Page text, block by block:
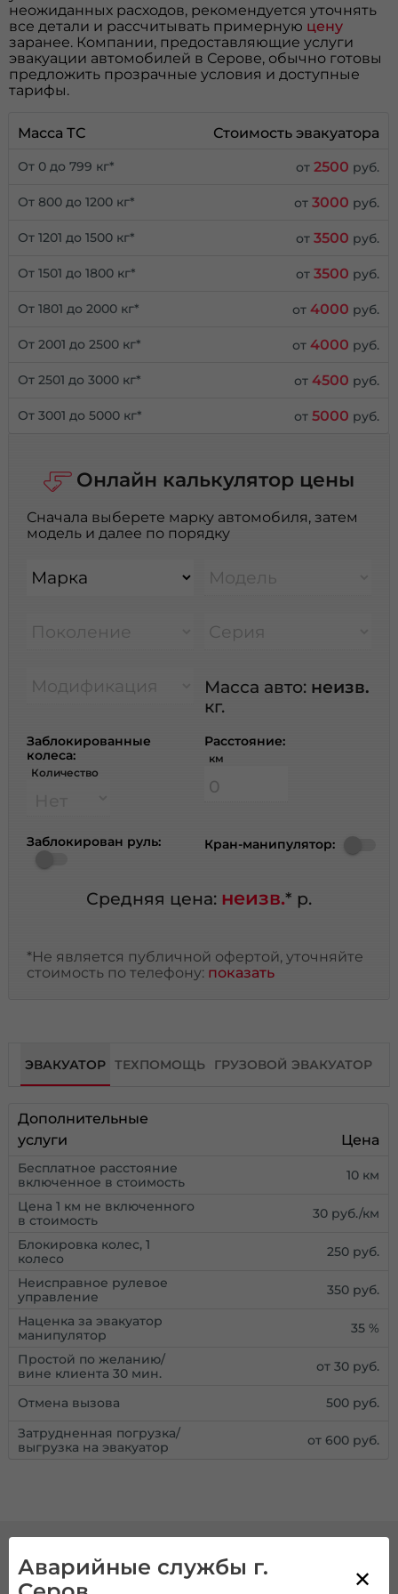
неожиданных расходов, рекомендуется уточнять
все детали и рассчитывать примерную цену
заранее. Компании, предоставляющие услуги
эвакуации автомобилей в Серове, обычно готовы
предложить прозрачные условия и доступные
тарифы.
Масса ТС Стоимость эвакуатора
От 0 до 799 кг* от2500 руб.
От 800 до 1200 кг* от3000 руб.
От 1201 до 1500 кг* от3500 руб.
От 1501 до 1800 кг* от3500 руб.
От 1801 до 2000 кг* от4000 руб.
От 2001 до 2500 кг* от4000 руб.
От 2501 до 3000 кг* от4500 руб.
От 3001 до 5000 кг* от5000 руб.
Онлайн калькулятор цены
Сначала выберете марку автомобиля, затем
модель и далее по порядку
Марка Модель
Поколение Серия
Модификация Масса авто: неизв.
кг.
Заблокированные
колеса:
Количество
Расстояние:
км
Заблокирован руль: Кран-манипулятор:
Средняя цена: неизв.* р.
*Не является публичной офертой, уточняйте
стоимость по телефону: показать
ЭВАКУАТОР ТЕХПОМОЩЬ ГРУЗОВОЙ ЭВАКУАТОР
Дополнительные
услуги
Цена
Бесплатное расстояние
включенное в стоимость
10 км
Цена 1 км не включенного
в стоимость
30 руб./км
Блокировка колес, 1
колесо
250 руб.
Неисправное рулевое
управление
350 руб.
Наценка за эвакуатор
манипулятор
35 %
Простой по желанию/
вине клиента 30 мин.
от 30 руб.
Отмена вызова 500 руб.
Затрудненная погрузка/
выгрузка на эвакуатор
от 600 руб.
Круглосуточный вызов
Аварийные службы г.